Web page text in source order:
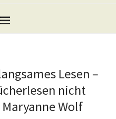
Lesen –
nicht
Wolf